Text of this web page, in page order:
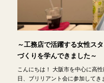
～工務店で活躍する女性ス
づくりを学んできました～
こんにちは！ 大阪市を中心に高
日、ブリリアント会に参加して